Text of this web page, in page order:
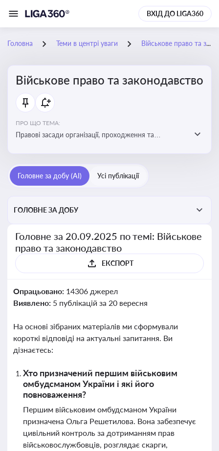
ВХІД ДО LIGA360
Головна Теми в центрі уваги Військове право та законодавство
Військове право та законодавство
ПРО ЩО ТЕМА:
Правові засади організації, проходження та
військовослужбовців у воєнний час
Головне за добу (AI) Усі публікації
ГОЛОВНЕ ЗА ДОБУ
Головне за 20.09.2025 по темі: Військове
право та законодавство
ЕКСПОРТ
Опрацьовано: 14306 джерел
Виявлено: 5 публікацій за 20 вересня
На основі зібраних матеріалів ми сформували
короткі відповіді на актуальні запитання. Ви
дізнаєтесь:
Хто призначений першим військовим
омбудсманом України і які його
повноваження?
Першим військовим омбудсманом України
призначена Ольга Решетилова. Вона забезпечує
цивільний контроль за дотриманням прав
військовослужбовців, розглядає скарги,